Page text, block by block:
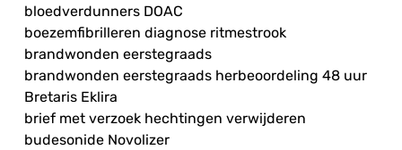
bloedverdunners DOAC
boezemfibrilleren diagnose ritmestrook
brandwonden eerstegraads
brandwonden eerstegraads herbeoordeling 48 uur
Bretaris Eklira
brief met verzoek hechtingen verwijderen
budesonide Novolizer